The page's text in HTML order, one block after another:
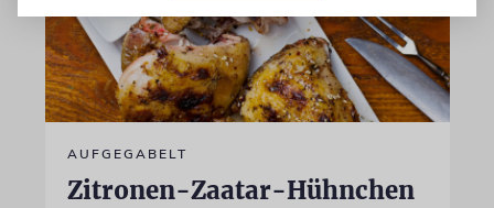
AUFGEGABELT
Zitronen-Zaatar-Hühnchen